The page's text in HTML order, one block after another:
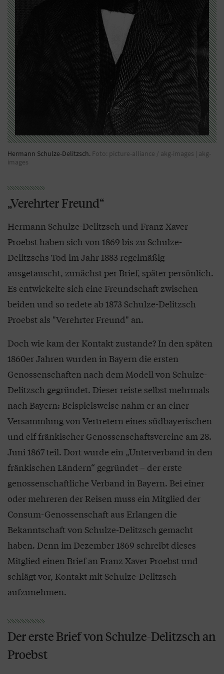
Hermann Schulze-Delitzsch. Foto: picture-alliance / akg-images | akg-
images
„Verehrter Freund“
Hermann Schulze-Delitzsch und Franz Xaver
Proebst haben sich von 1869 bis zu Schulze-
Delitzschs Tod im Jahr 1883 regelmäßig
ausgetauscht, zunächst per Brief, später persönlich.
Es entwickelte sich eine Freundschaft zwischen
beiden und so redete ab 1873 Schulze-Delitzsch
Proebst als "Verehrter Freund" an.
Doch wie kam der Kontakt zustande? In den späten
1860er Jahren wurden in Bayern die ersten
Genossenschaften nach dem Modell von Schulze-
Delitzsch gegründet. Dieser reiste selbst mehrmals
nach Bayern: Beispielsweise nahm er an einer
Versammlung von Vertretern eines südbayerischen
und elf fränkischer Genossenschaftsvereine am 28.
Juni 1867 teil. Dort wurde ein „Unterverband in den
fränkischen Ländern“ gegründet – der erste
genossenschaftliche Verband in Bayern. Bei einer
oder mehreren der Reisen muss ein Mitglied der
Consum-Genossenschaft aus Erlangen die
Bekanntschaft von Schulze-Delitzsch gemacht
haben. Denn im Dezember 1869 schreibt dieses
Mitglied einen Brief an Franz Xaver Proebst und
schlägt vor, Kontakt mit Schulze-Delitzsch
aufzunehmen.
Der erste Brief von Schulze-Delitzsch an
Proebst